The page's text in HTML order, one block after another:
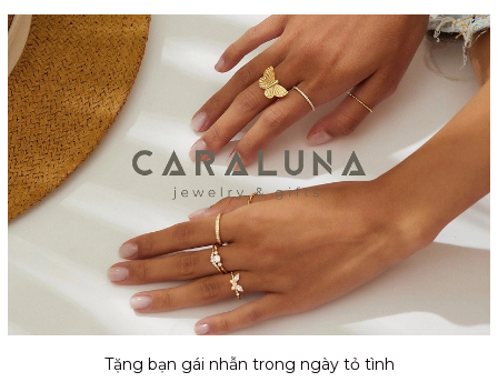
Tặng bạn gái nhẫn trong ngày tỏ tình